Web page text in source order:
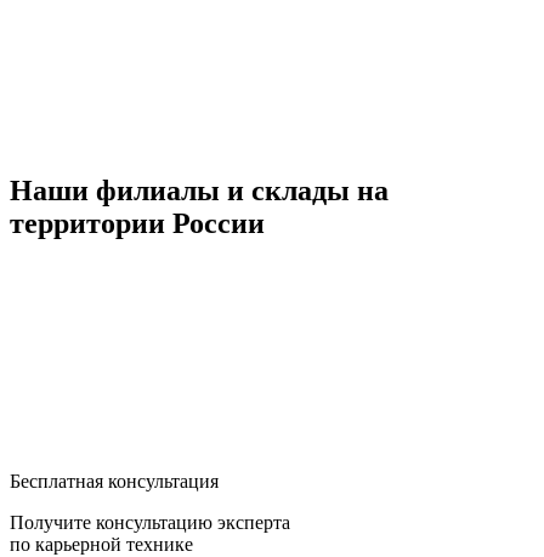
Наши филиалы и склады на
территории России
Бесплатная консультация
Получите консультацию эксперта
по карьерной технике